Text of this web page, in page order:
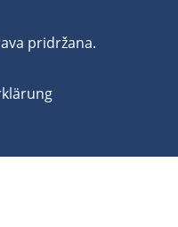
pridržana.